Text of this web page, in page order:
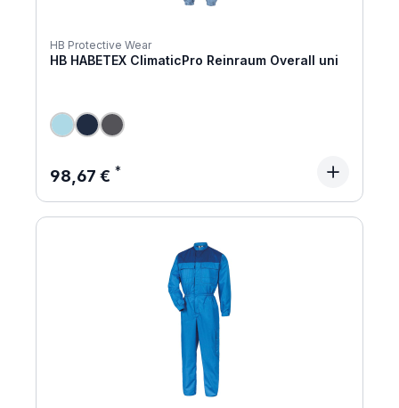
HB Protective Wear
HB HABETEX ClimaticPro Reinraum Overall uni
Regulärer Preis:
98,67 €